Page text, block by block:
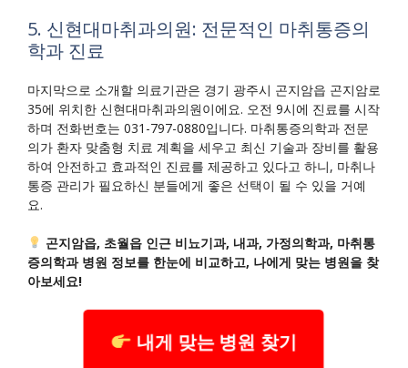
5. 신현대마취과의원: 전문적인 마취통증의
학과 진료
마지막으로 소개할 의료기관은 경기 광주시 곤지암읍 곤지암로
35에 위치한 신현대마취과의원이에요. 오전 9시에 진료를 시작
하며 전화번호는 031-797-0880입니다. 마취통증의학과 전문
의가 환자 맞춤형 치료 계획을 세우고 최신 기술과 장비를 활용
하여 안전하고 효과적인 진료를 제공하고 있다고 하니, 마취나
통증 관리가 필요하신 분들에게 좋은 선택이 될 수 있을 거예
요.
곤지암읍, 초월읍 인근 비뇨기과, 내과, 가정의학과, 마취통
증의학과 병원 정보를 한눈에 비교하고, 나에게 맞는 병원을 찾
아보세요!
내게 맞는 병원 찾기